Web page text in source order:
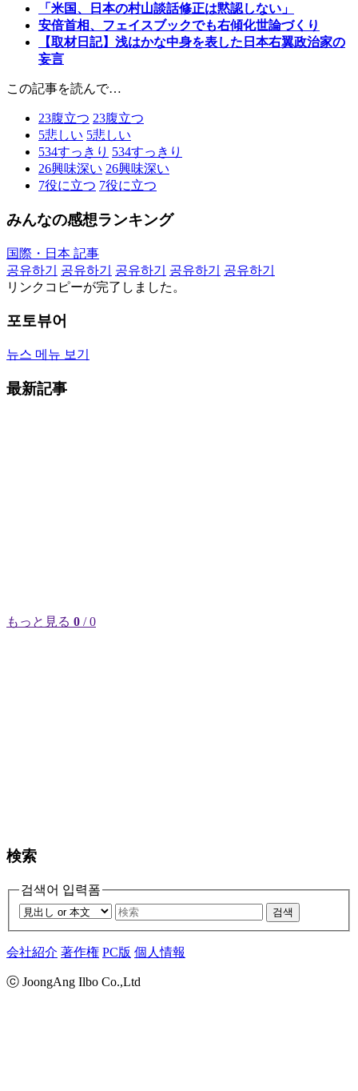
「米国、日本の村山談話修正は黙認しない」
安倍首相、フェイスブックでも右傾化世論づくり
【取材日記】浅はかな中身を表した日本右翼政治家の
妄言
この記事を読んで…
23腹立つ 23腹立つ
5悲しい 5悲しい
534すっきり 534すっきり
26興味深い 26興味深い
7役に立つ 7役に立つ
みんなの感想ランキング
国際・日本 記事
공유하기
공유하기 공유하기 공유하기
공유하기
リンクコピーが完了しました。
포토뷰어
뉴스 메뉴 보기
最新記事
もっと見る 0 / 0
検索
검색어 입력폼
검색
会社紹介 著作権 PC版 個人情報
ⓒ JoongAng Ilbo Co.,Ltd